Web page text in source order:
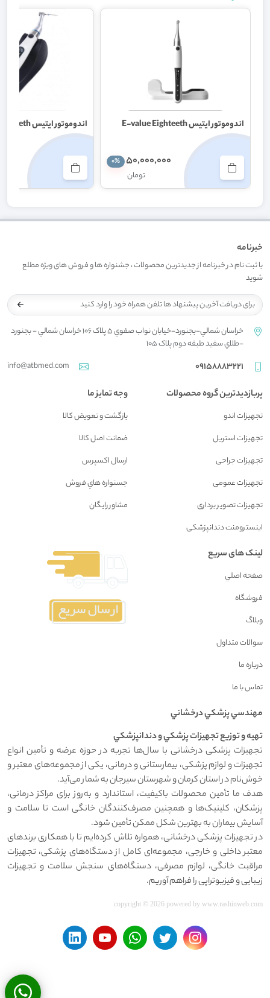
اندوموتور ایتیس E-value Eighteeth
50,000,000
0%
تومان
اندوموتور ایتیس E-value Eighteeth
خبرنامه
با ثبت نام در خبرنامه از جدیدترین محصولات ، جشنواره ها و فروش های ویژه مطلع
شوید
خراسان شمالي-بجنورد-خيابان نواب صفوي 5 پلاک 106 خراسان شمالي - بجنورد
-طلاي سفيد طبقه دوم پلاک 105
09158883221
info@atbmed.com
پربازدیدترین گروه محصولات
تجهیزات اندو
تجهیزات استریل
تجهیزات جراحی
تجهیزات عمومی
تجهیزات تصویر برداری
اینسترومنت دندانپزشکی
وجه تمایز ما
بازگشت و تعويض کالا
ضمانت اصل کالا
ارسال اکسپرس
جسنواره هاي فروش
مشاور رايگان
لینک های سریع
صفحه اصلي
فروشگاه
وبلاگ
سوالات متداول
درباره ما
تماس با ما
مهندسي پزشکي درخشاني
تهيه و توزيع تجهيزات پزشکي و دندانپزشکي
تجهیزات پزشکی درخشانی با سال‌ها تجربه در حوزه عرضه و تأمین انواع
تجهیزات و لوازم پزشکی، بیمارستانی و درمانی، یکی از مجموعه‌های معتبر و
خوش‌نام در استان کرمان و شهرستان سیرجان به شمار می‌آید.
هدف ما تأمین محصولات باکیفیت، استاندارد و به‌روز برای مراکز درمانی،
پزشکان، کلینیک‌ها و همچنین مصرف‌کنندگان خانگی است تا سلامت و
آسایش بیماران به بهترین شکل ممکن تأمین شود.
در تجهیزات پزشکی درخشانی، همواره تلاش کرده‌ایم تا با همکاری برندهای
معتبر داخلی و خارجی، مجموعه‌ای کامل از دستگاه‌های پزشکی، تجهیزات
مراقبت خانگی، لوازم مصرفی، دستگاه‌های سنجش سلامت و تجهیزات
زیبایی و فیزیوتراپی را فراهم آوریم.
copyright © 2026 powered by www.rashinweb.com